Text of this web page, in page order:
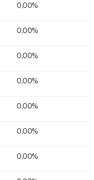
0,00%
0,00%
0,00%
0,00%
0,00%
0,00%
0,00%